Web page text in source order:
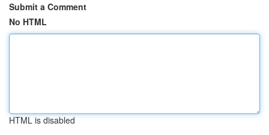
Submit a Comment
No HTML
HTML is disabled